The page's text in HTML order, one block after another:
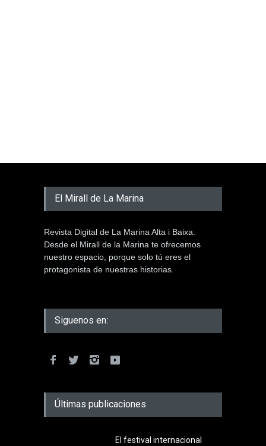
El Mirall de La Marina
Revista Digital de La Marina Alta i Baixa.
Desde el Mirall de la Marina te ofrecemos
nuestro espacio, porque solo tú eres el
protagonista de nuestras historias.
Siguenos en:
Últimas publicaciones
El festival internacional